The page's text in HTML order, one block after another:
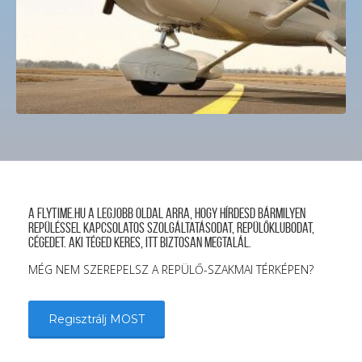
was:
50,000 Ft.
is:
47,000 Ft.
A FLYTIME.HU a legjobb oldal arra, hogy hírdesd bármilyen
repüléssel kapcsolatos szolgáltatásodat, repülőklubodat,
cégedet. Aki téged keres, itt biztosan megtalál.
MÉG NEM SZEREPELSZ A REPÜLŐ-SZAKMAI TÉRKÉPEN?
Regisztrálj MOST